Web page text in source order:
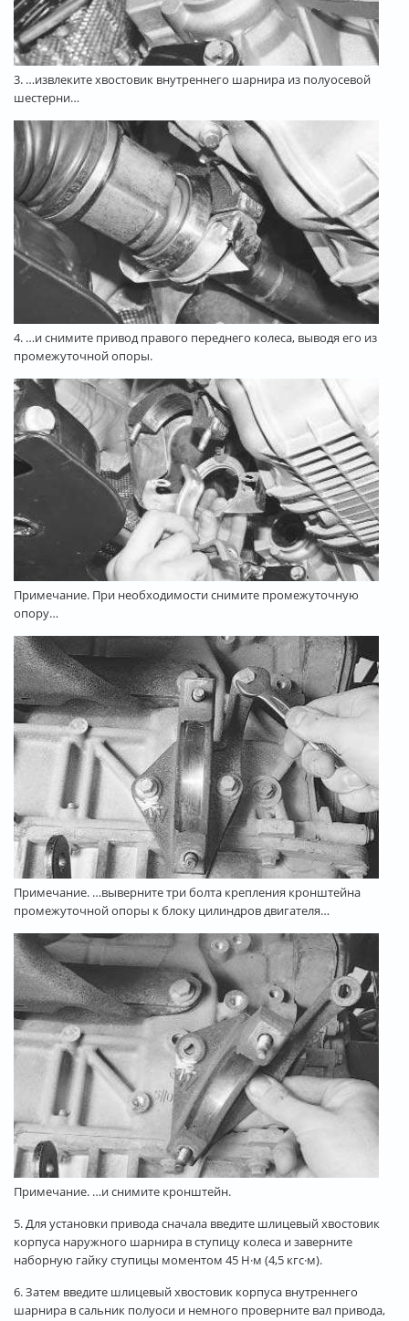
3. …извлеките хвостовик внутреннего шарнира из полуосевой
шестерни…
4. …и снимите привод правого переднего колеса, выводя его из
промежуточной опоры.
Примечание. При необходимости снимите промежуточную
опору…
Примечание. …выверните три болта крепления кронштейна
промежуточной опоры к блоку цилиндров двигателя…
Примечание. …и снимите кронштейн.
5. Для установки привода сначала введите шлицевый хвостовик
корпуса наружного шарнира в ступицу колеса и заверните
наборную гайку ступицы моментом 45 Н·м (4,5 кгс·м).
6. Затем введите шлицевый хвостовик корпуса внутреннего
шарнира в сальник полуоси и немного проверните вал привода,